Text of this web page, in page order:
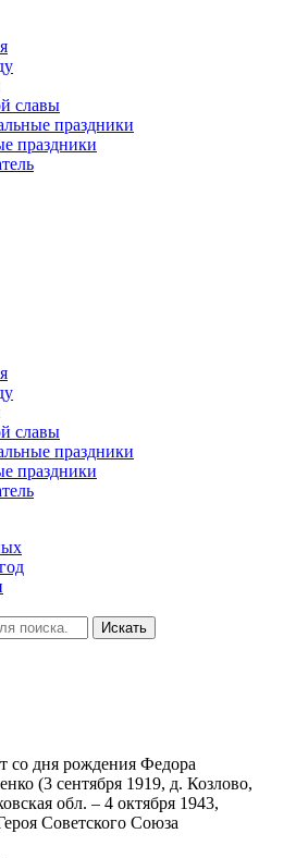
славы
праздники
праздники
славы
праздники
праздники
Искать
со дня рождения Федора
(3 сентября 1919, д. Козлово,
обл. – 4 октября 1943,
Советского Союза